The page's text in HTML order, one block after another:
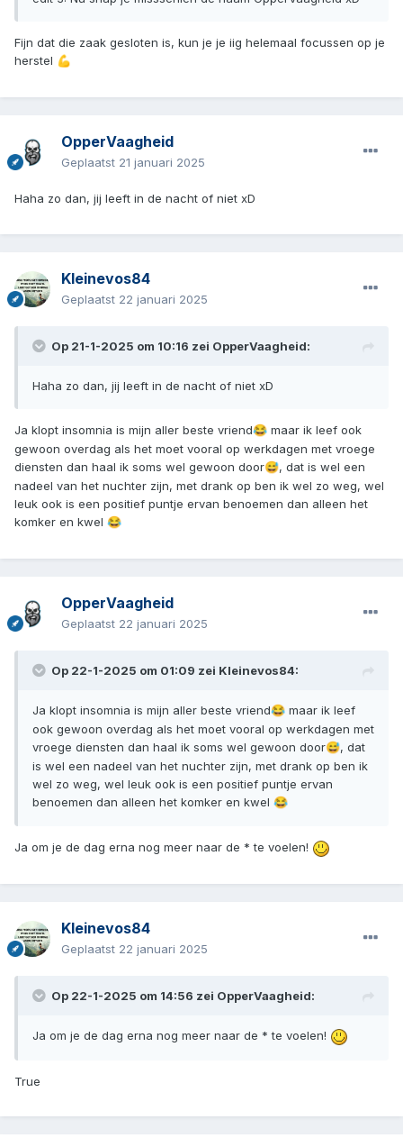
Fijn dat die zaak gesloten is, kun je je iig helemaal focussen op je
herstel 💪
OpperVaagheid
Geplaatst 21 januari 2025
Haha zo dan, jij leeft in de nacht of niet xD
Kleinevos84
Geplaatst 22 januari 2025
Op 21-1-2025 om 10:16 zei OpperVaagheid:
Haha zo dan, jij leeft in de nacht of niet xD
Ja klopt insomnia is mijn aller beste vriend😂 maar ik leef ook
gewoon overdag als het moet vooral op werkdagen met vroege
diensten dan haal ik soms wel gewoon door😅, dat is wel een
nadeel van het nuchter zijn, met drank op ben ik wel zo weg, wel
leuk ook is een positief puntje ervan benoemen dan alleen het
komker en kwel 😂
OpperVaagheid
Geplaatst 22 januari 2025
Op 22-1-2025 om 01:09 zei Kleinevos84:
Ja klopt insomnia is mijn aller beste vriend😂 maar ik leef
ook gewoon overdag als het moet vooral op werkdagen met
vroege diensten dan haal ik soms wel gewoon door😅, dat
is wel een nadeel van het nuchter zijn, met drank op ben ik
wel zo weg, wel leuk ook is een positief puntje ervan
benoemen dan alleen het komker en kwel 😂
Ja om je de dag erna nog meer naar de * te voelen!
Kleinevos84
Geplaatst 22 januari 2025
Op 22-1-2025 om 14:56 zei OpperVaagheid:
Ja om je de dag erna nog meer naar de * te voelen!
True